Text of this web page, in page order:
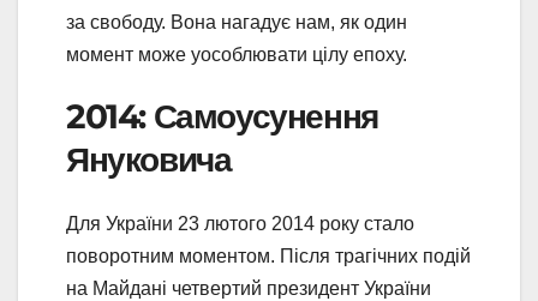
за свободу. Вона нагадує нам, як один
момент може уособлювати цілу епоху.
2014: Самоусунення
Януковича
Для України 23 лютого 2014 року стало
поворотним моментом. Після трагічних подій
на Майдані четвертий президент України